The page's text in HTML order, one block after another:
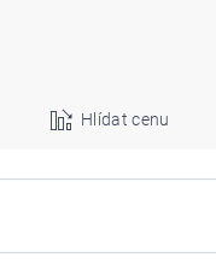
Hlídat cenu